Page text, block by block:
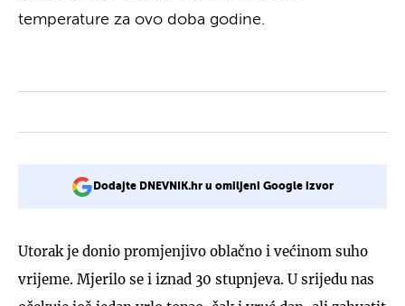
temperature za ovo doba godine.
Dodajte DNEVNIK.hr u omiljeni Google izvor
Utorak je donio promjenjivo oblačno i većinom suho
vrijeme. Mjerilo se i iznad 30 stupnjeva. U srijedu nas